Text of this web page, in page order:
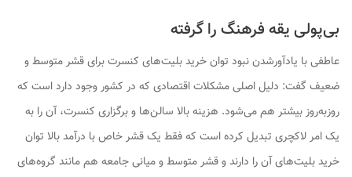
بی‌پولی یقه فرهنگ را گرفته
عاطفی با یادآورشدن نبود توان خرید بلیت‌های کنسرت برای قشر متوسط و
ضعیف گفت: دلیل اصلی مشکلات اقتصادی که در کشور وجود دارد است که
روزبه‌روز بیشتر هم می‌شود. هزینه بالا سالن‌ها و برگزاری کنسرت، آن را به
یک امر لاکچری تبدیل کرده است که فقط یک قشر خاص با درآمد بالا توان
خرید بلیت‌های آن را دارند و قشر متوسط و میانی جامعه هم مانند گروه‌های